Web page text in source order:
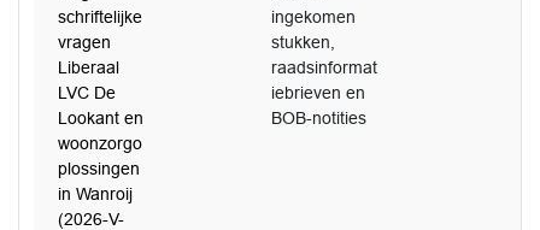
schriftelijke
vragen
Liberaal
LVC De
Lookant en
woonzorgo
plossingen
in Wanroij
(2026-V-
ingekomen
stukken,
raadsinformat
iebrieven en
BOB-notities